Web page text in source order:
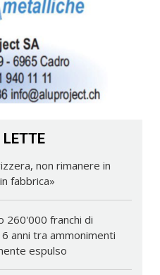
LETTE
non rimanere in
fabbrica»
260'000 franchi di
anni tra ammonimenti
espulso